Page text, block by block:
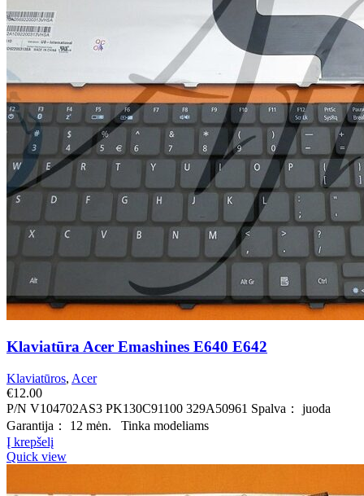
Klaviatūra Acer Emashines E640 E642
Klaviatūros, Acer
€12.00
P/N V104702AS3 PK130C91100 329A50961 Spalva： juoda
Garantija： 12 mėn. Tinka modeliams
Į krepšelį
Quick view